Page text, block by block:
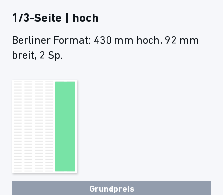
1/3-Seite | hoch
Berliner Format: 430 mm hoch, 92 mm
breit, 2 Sp.
Grundpreis